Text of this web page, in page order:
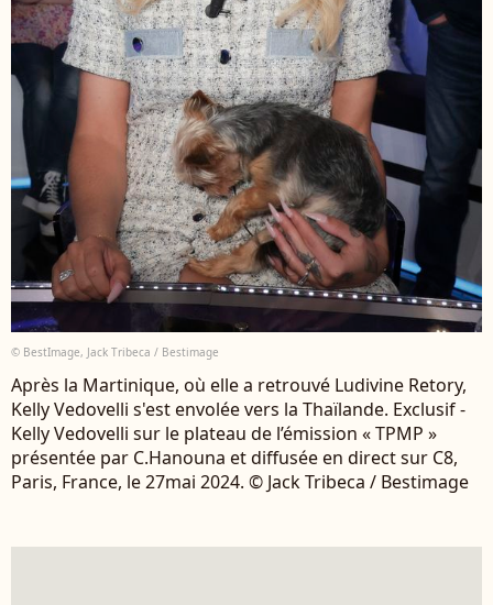
© BestImage, Jack Tribeca / Bestimage
Après la Martinique, où elle a retrouvé Ludivine Retory,
Kelly Vedovelli s'est envolée vers la Thaïlande. Exclusif -
Kelly Vedovelli sur le plateau de l’émission « TPMP »
présentée par C.Hanouna et diffusée en direct sur C8,
Paris, France, le 27mai 2024. © Jack Tribeca / Bestimage